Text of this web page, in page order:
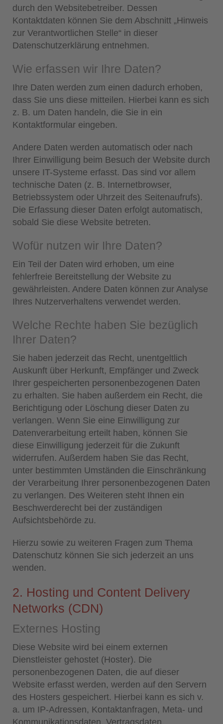
durch den Websitebetreiber. Dessen
Kontaktdaten können Sie dem Abschnitt „Hinweis
zur Verantwortlichen Stelle“ in dieser
Datenschutzerklärung entnehmen.
Wie erfassen wir Ihre Daten?
Ihre Daten werden zum einen dadurch erhoben,
dass Sie uns diese mitteilen. Hierbei kann es sich
z. B. um Daten handeln, die Sie in ein
Kontaktformular eingeben.
Andere Daten werden automatisch oder nach
Ihrer Einwilligung beim Besuch der Website durch
unsere IT-Systeme erfasst. Das sind vor allem
technische Daten (z. B. Internetbrowser,
Betriebssystem oder Uhrzeit des Seitenaufrufs).
Die Erfassung dieser Daten erfolgt automatisch,
sobald Sie diese Website betreten.
Wofür nutzen wir Ihre Daten?
Ein Teil der Daten wird erhoben, um eine
fehlerfreie Bereitstellung der Website zu
gewährleisten. Andere Daten können zur Analyse
Ihres Nutzerverhaltens verwendet werden.
Welche Rechte haben Sie bezüglich
Ihrer Daten?
Sie haben jederzeit das Recht, unentgeltlich
Auskunft über Herkunft, Empfänger und Zweck
Ihrer gespeicherten personenbezogenen Daten
zu erhalten. Sie haben außerdem ein Recht, die
Berichtigung oder Löschung dieser Daten zu
verlangen. Wenn Sie eine Einwilligung zur
Datenverarbeitung erteilt haben, können Sie
diese Einwilligung jederzeit für die Zukunft
widerrufen. Außerdem haben Sie das Recht,
unter bestimmten Umständen die Einschränkung
der Verarbeitung Ihrer personenbezogenen Daten
zu verlangen. Des Weiteren steht Ihnen ein
Beschwerderecht bei der zuständigen
Aufsichtsbehörde zu.
Hierzu sowie zu weiteren Fragen zum Thema
Datenschutz können Sie sich jederzeit an uns
wenden.
2. Hosting und Content Delivery
Networks (CDN)
Externes Hosting
Diese Website wird bei einem externen
Dienstleister gehostet (Hoster). Die
personenbezogenen Daten, die auf dieser
Website erfasst werden, werden auf den Servern
des Hosters gespeichert. Hierbei kann es sich v.
a. um IP-Adressen, Kontaktanfragen, Meta- und